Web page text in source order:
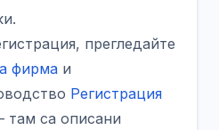
прегледайте
фирма и
Регистрация
там са описани